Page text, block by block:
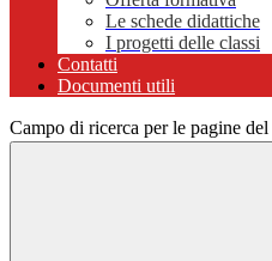
Le schede didattiche
I progetti delle classi
Contatti
Documenti utili
Campo di ricerca per le pagine